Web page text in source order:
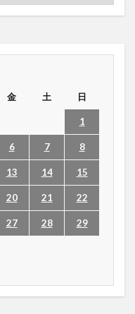
金 土 日
1
6 7 8
13 14 15
20 21 22
27 28 29